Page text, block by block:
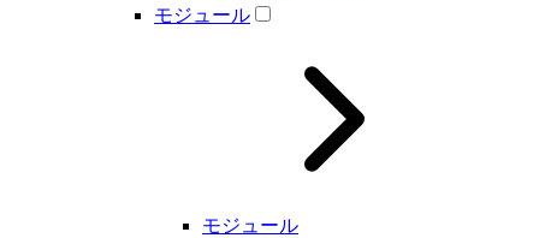
モジュール
モジュール